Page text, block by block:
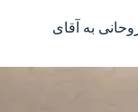
به آقای